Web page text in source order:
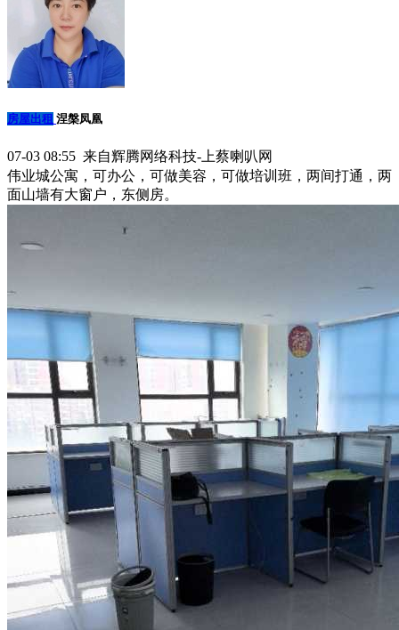
房屋出租 涅槃凤凰
07-03 08:55 来自辉腾网络科技-上蔡喇叭网
伟业城公寓，可办公，可做美容，可做培训班，两间打通，两
面山墙有大窗户，东侧房。